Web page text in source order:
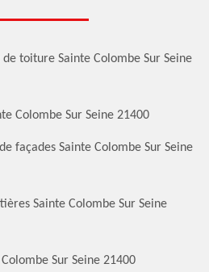
toiture Sainte Colombe Sur Seine
Colombe Sur Seine 21400
façades Sainte Colombe Sur Seine
Sainte Colombe Sur Seine
Sur Seine 21400